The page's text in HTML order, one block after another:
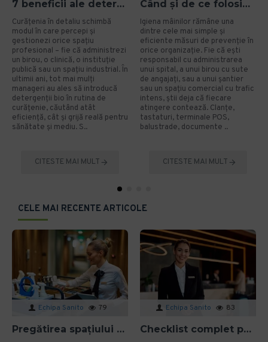
7 beneficii ale detergenților bio pentru mediu și sănătate în spațiile profesionale
Curățenia în detaliu schimbă
modul în care percepi și
gestionezi orice spațiu
profesional – fie că administrezi
un birou, o clinică, o instituție
publică sau un spațiu industrial. În
ultimii ani, tot mai mulți
manageri au ales să introducă
detergenții bio în rutina de
curățenie, căutând atât
eficiență, cât și grijă reală pentru
sănătate și mediu. S..
CITESTE MAI MULT
Când și de ce folosim gelul dezinfectant? Ghid aplicat pentru organizații
Igiena mâinilor rămâne una
dintre cele mai simple și
eficiente măsuri de prevenție în
orice organizație. Fie că ești
responsabil cu administrarea
unui spital, a unui birou cu sute
de angajați, sau a unui șantier
sau un spațiu comercial cu trafic
intens, știi deja că fiecare
atingere contează. Clanțe,
tastaturi, terminale POS,
balustrade, documente ..
CITESTE MAI MULT
CELE MAI RECENTE ARTICOLE
Echipa Sanito 79
Pregătirea spațiului pentru sezonul turistic: cum eviți problemele de igienă?
Echipa Sanito 83
Checklist complet pentru deschiderea unui hotel sau a unei pensiuni